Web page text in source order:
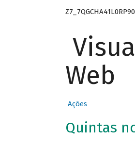
Web
Ações
Quintas